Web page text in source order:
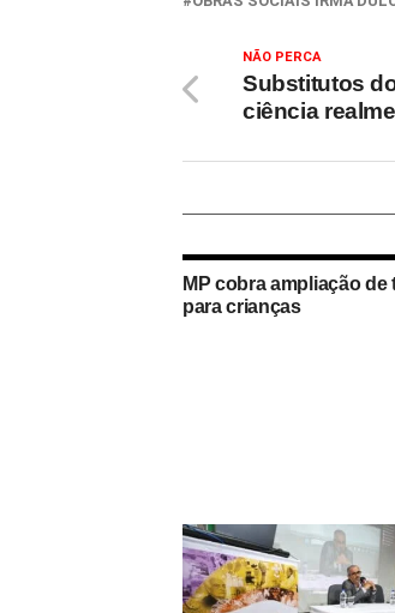
NÃO PERCA
Substitutos
ciência
MP cobra ampliação de
para crianças